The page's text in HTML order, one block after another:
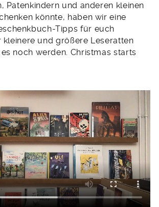
Patenkindern und anderen kleinen
könnte, haben wir eine
Tipps für euch
kleinere und größere Leseratten
noch werden. Christmas starts